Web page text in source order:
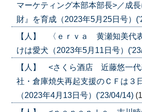
マーケティング本部本部長>／成
財』を育成（2023年5月25日号）
【人】 〈ｅｒｖａ 黄瀬知美代
けは愛犬（2023年5月11日号）
【人】 <さくら酒店 近藤悠一
社・倉庫焼失再起支援のＣＦは３
（2023年4月13日号）('23/04/14)